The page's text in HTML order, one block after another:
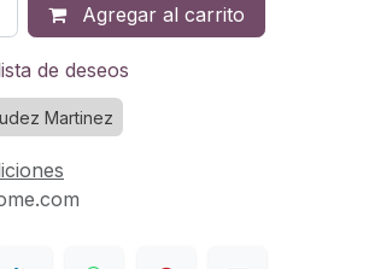
Agregar al carrito
de deseos
Martinez